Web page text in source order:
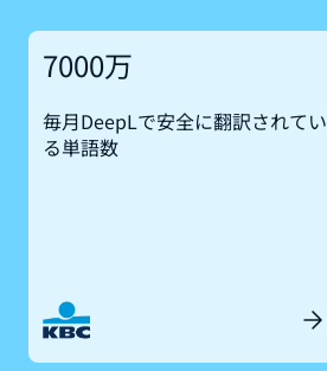
7000万
毎月DeepLで安全に翻訳されてい
る単語数